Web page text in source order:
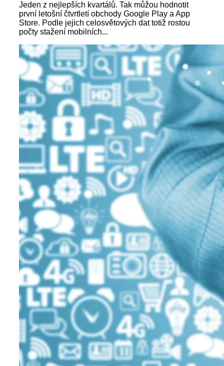
Jeden z nejlepších kvartálů. Tak můžou hodnotit
první letošní čtvrtletí obchody Google Play a App
Store. Podle jejich celosvětových dat totiž rostou
počty stažení mobilních...